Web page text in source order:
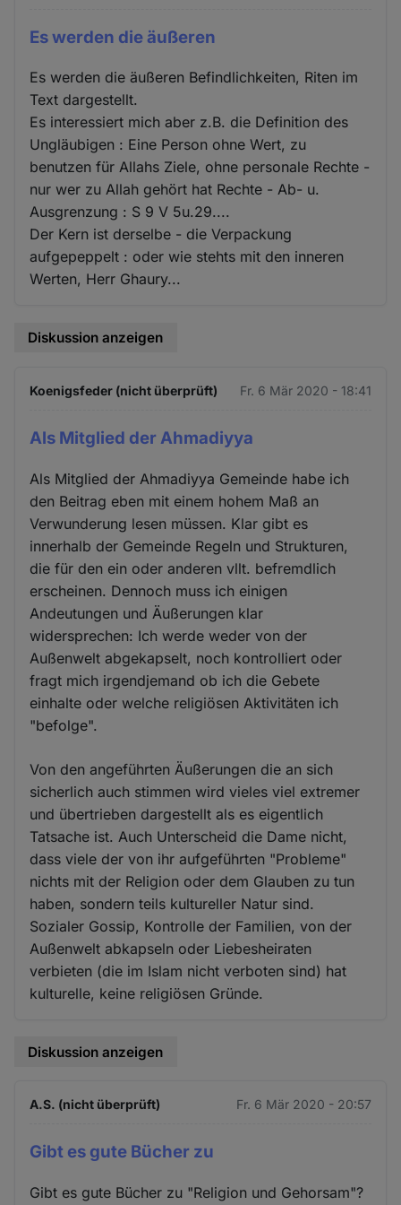
Es werden die äußeren
Es werden die äußeren Befindlichkeiten, Riten im
Text dargestellt.
Es interessiert mich aber z.B. die Definition des
Ungläubigen : Eine Person ohne Wert, zu
benutzen für Allahs Ziele, ohne personale Rechte -
nur wer zu Allah gehört hat Rechte - Ab- u.
Ausgrenzung : S 9 V 5u.29....
Der Kern ist derselbe - die Verpackung
aufgepeppelt : oder wie stehts mit den inneren
Werten, Herr Ghaury...
Diskussion anzeigen
Koenigsfeder (nicht überprüft) Fr. 6 Mär 2020 - 18:41
Als Mitglied der Ahmadiyya
Als Mitglied der Ahmadiyya Gemeinde habe ich
den Beitrag eben mit einem hohem Maß an
Verwunderung lesen müssen. Klar gibt es
innerhalb der Gemeinde Regeln und Strukturen,
die für den ein oder anderen vllt. befremdlich
erscheinen. Dennoch muss ich einigen
Andeutungen und Äußerungen klar
widersprechen: Ich werde weder von der
Außenwelt abgekapselt, noch kontrolliert oder
fragt mich irgendjemand ob ich die Gebete
einhalte oder welche religiösen Aktivitäten ich
"befolge".
Von den angeführten Äußerungen die an sich
sicherlich auch stimmen wird vieles viel extremer
und übertrieben dargestellt als es eigentlich
Tatsache ist. Auch Unterscheid die Dame nicht,
dass viele der von ihr aufgeführten "Probleme"
nichts mit der Religion oder dem Glauben zu tun
haben, sondern teils kultureller Natur sind.
Sozialer Gossip, Kontrolle der Familien, von der
Außenwelt abkapseln oder Liebesheiraten
verbieten (die im Islam nicht verboten sind) hat
kulturelle, keine religiösen Gründe.
Diskussion anzeigen
A.S. (nicht überprüft) Fr. 6 Mär 2020 - 20:57
Gibt es gute Bücher zu
Gibt es gute Bücher zu "Religion und Gehorsam"?